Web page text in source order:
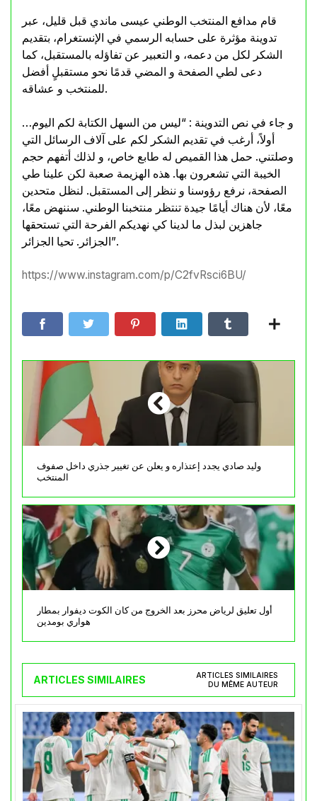
قام مدافع المنتخب الوطني عيسى ماندي قبل قليل، عبر
تدوينة مؤثرة على حسابه الرسمي في الإنستغرام، بتقديم
الشكر لكل من دعمه، و التعبير عن تفاؤله بالمستقبل، كما
دعى لطي الصفحة و المضي قدمًا نحو مستقبلٍ أفضل
للمنتخب و عشاقه.
و جاء في نص التدوينة : “ليس من السهل الكتابة لكم اليوم…
أولاً، أرغب في تقديم الشكر لكم على آلاف الرسائل التي
وصلتني. حمل هذا القميص له طابع خاص، و لذلك أتفهم حجم
الخيبة التي تشعرون بها. هذه الهزيمة صعبة لكن علينا طي
الصفحة، نرفع رؤوسنا و ننظر إلى المستقبل. لنظل متحدين
معًا، لأن هناك أيامًا جيدة تنتظر منتخبنا الوطني. سننهض معًا،
جاهزين لبذل ما لدينا كي نهديكم الفرحة التي تستحقها
الجزائر. تحيا الجزائر”.
https://www.instagram.com/p/C2fvRsci6BU/
وليد صادي يجدد إعتذاره و يعلن عن تغيير جذري داخل صفوف
المنتخب
أول تعليق لرياض محرز بعد الخروج من كان الكوت ديفوار بمطار
هواري بومدين
ARTICLES SIMILAIRES
ARTICLES SIMILAIRES
DU MÊME AUTEUR